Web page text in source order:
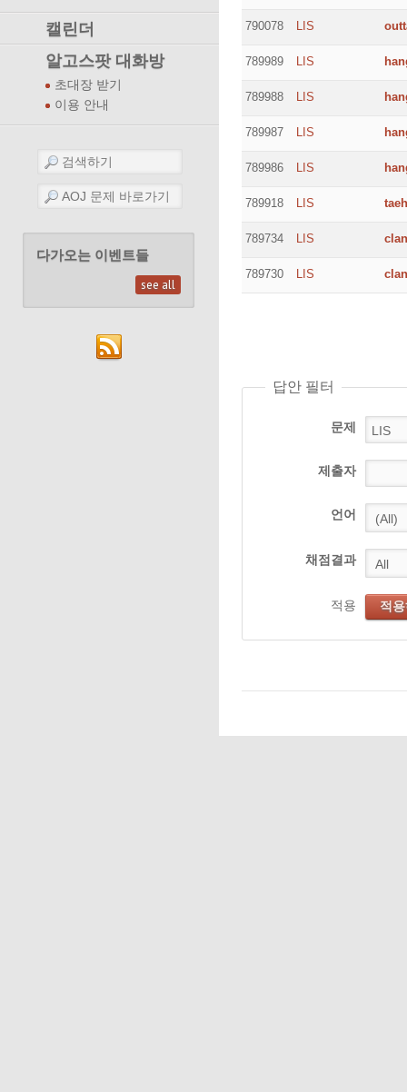
캘린더
알고스팟 대화방
초대장 받기
이용 안내
다가오는 이벤트들
see all
790078 LIS
789989 LIS
789988 LIS
789987 LIS
789986 LIS
789918 LIS
789734 LIS
789730 LIS
답안 필터
문제
제출자
언어
채점결과
적용 적